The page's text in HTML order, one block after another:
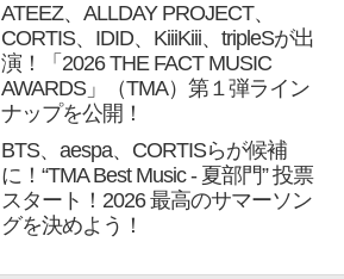
ATEEZ、ALLDAY PROJECT、
CORTIS、IDID、KiiiKiii、tripleSが出
演！「2026 THE FACT MUSIC
AWARDS」（TMA）第１弾ライン
ナップを公開！
BTS、aespa、CORTISらが候補
に！“TMA Best Music - 夏部門” 投票
スタート！2026 最高のサマーソン
グを決めよう！